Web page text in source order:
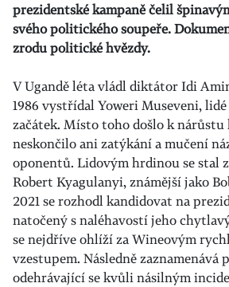
prezidentské kampaně čelil
svého politického soupeře.
zrodu politické hvězdy.
V Ugandě léta vládl diktátor Idi
1986 vystřídal Yoweri Museveni,
začátek. Místo toho došlo k nárůstu
neskončilo ani zatýkání a mučení
oponentů. Lidovým hrdinou se stal
Robert Kyagulanyi, známější jako
2021 se rozhodl kandidovat na
natočený s naléhavostí jeho
se nejdříve ohlíží za Wineovým
vzestupem. Následně zaznamenává
odehrávající se kvůli násilným